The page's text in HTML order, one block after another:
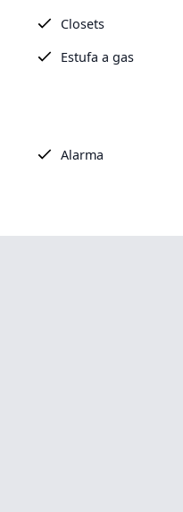
Closets
Estufa a gas
Alarma